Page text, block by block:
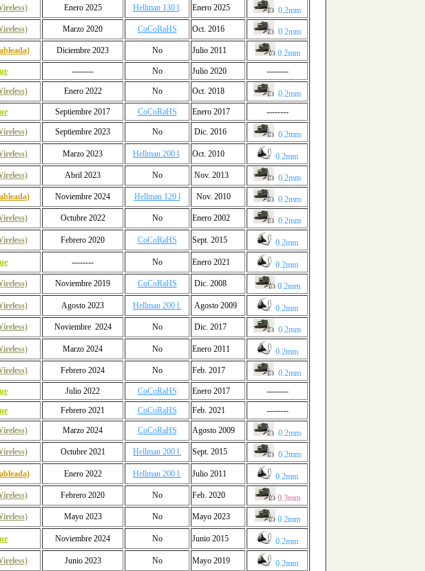
Enero 2025 Hellman 130 l. Enero 2025
0.2mm
Marzo 2020 CoCoRaHS Oct. 2016
0.2mm
Diciembre 2023 No Julio 2011
0.2mm
-------- No Julio 2020 --------
Enero 2022 No Oct. 2018
0.2mm
Septiembre 2017 CoCoRaHS Enero 2017 --------
Septiembre 2023 No Dic. 2016
0.2mm
Marzo 2023 Hellman 200 l. Oct. 2010
0.2mm
Abril 2023 No Nov. 2013
0.2mm
Noviembre 2024 Hellman 120 l Nov. 2010
0.2mm
Octubre 2022 No Enero 2002
0.2mm
Febrero 2020 CoCoRaHS Sept. 2015
0.2mm
-------- No Enero 2021
0.2mm
Noviembre 2019 CoCoRaHS Dic. 2008
0.2mm
Agosto 2023 Hellman 200 l. Agosto 2009
0.2mm
Noviembre 2024 No Dic. 2017
0.2mm
Marzo 2024 No Enero 2011
0.2mm
Febrero 2024 No Feb. 2017
0.2mm
Julio 2022 CoCoRaHS Enero 2017
--------
Febrero 2021 CoCoRaHS Feb. 2021 --------
Marzo 2024 CoCoRaHS Agosto 2009
0.2mm
Octubre 2021 Hellman 200 l. Sept. 2015
0.2mm
Enero 2022 Hellman 200 l. Julio 2011
0.2mm
Febrero 2020 No Feb. 2020
0.3mm
Mayo 2023 No Mayo 2023
0.2mm
Noviembre 2024 No Junio 2015
0.2mm
Junio 2023 No Mayo 2019
0.2mm